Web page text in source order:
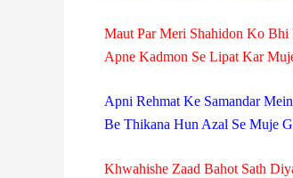
Maut Par Meri Shahidon Ko Bhi
Apne Kadmon Se Lipat Kar
Apni Rehmat Ke Samandar
Be Thikana Hun Azal Se Muje
Khwahishe Zaad Bahot Sath